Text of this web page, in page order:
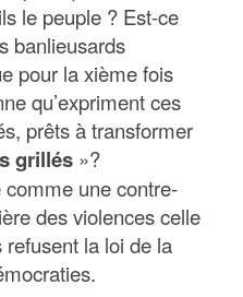
le peuple ? Est-ce
banlieusards
pour la xième fois
qu’expriment ces
prêts à transformer
grillés »?
une contre-
des violences celle
refusent la loi de la